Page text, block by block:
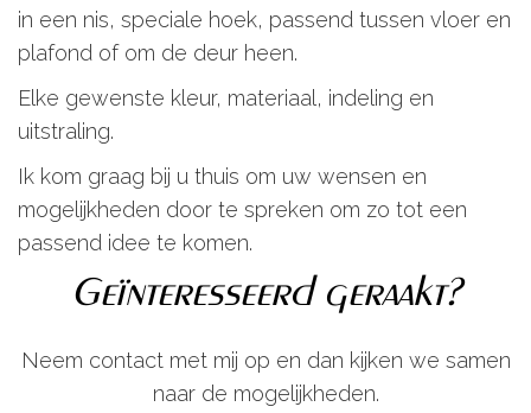
in een nis, speciale hoek, passend tussen vloer en
plafond of om de deur heen.
Elke gewenste kleur, materiaal, indeling en
uitstraling.
Ik kom graag bij u thuis om uw wensen en
mogelijkheden door te spreken om zo tot een
passend idee te komen.
Geïnteresseerd geraakt?
Neem contact met mij op en dan kijken we samen
naar de mogelijkheden.